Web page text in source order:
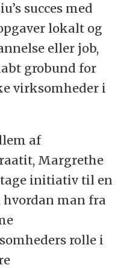
succes med
lokalt og
eller job,
grobund for
virksomheder i
af
Margrethe
initiativ til en
hvordan man fra
rolle i